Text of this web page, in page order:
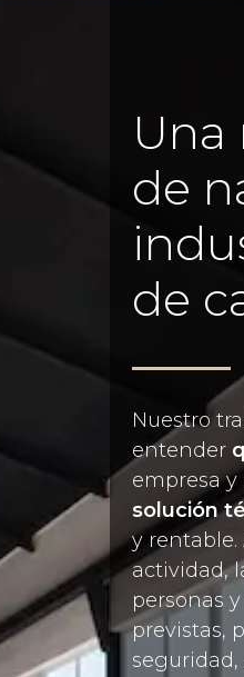
Una
de
de
Nuestro
entender
empresa
solución
y rentable.
actividad,
personas
previstas,
seguridad,